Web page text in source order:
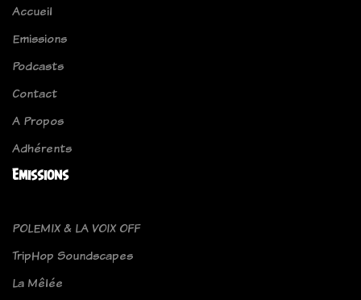
Accueil
Emissions
Podcasts
Contact
A Propos
Adhérents
Emissions
POLEMIX & LA VOIX OFF
TripHop Soundscapes
La Mêlée